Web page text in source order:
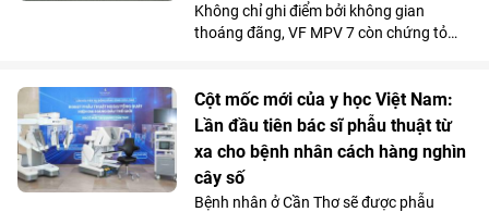
Không chỉ ghi điểm bởi không gian
thoáng đãng, VF MPV 7 còn chứng tỏ
Chi phí sử dụng tiết kiệm và những ưu
đãi hấp dẫn càng khiến mẫu MPV điện 7
chỗ tăng sức hút trong tháng 7.
Cột mốc mới của y học Việt Nam:
Lần đầu tiên bác sĩ phẫu thuật từ
xa cho bệnh nhân cách hàng nghìn
cây số
Bệnh nhân ở Cần Thơ sẽ được phẫu